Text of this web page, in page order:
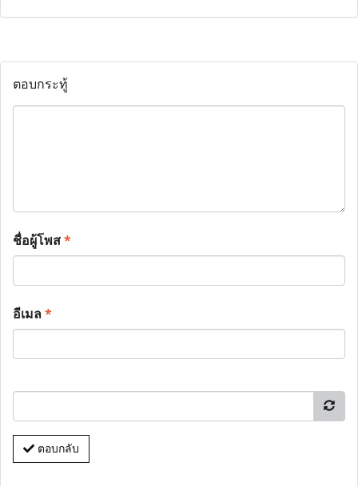
ตอบกระทู้
ชื่อผู้โพส*
อีเมล*
ตอบกลับ